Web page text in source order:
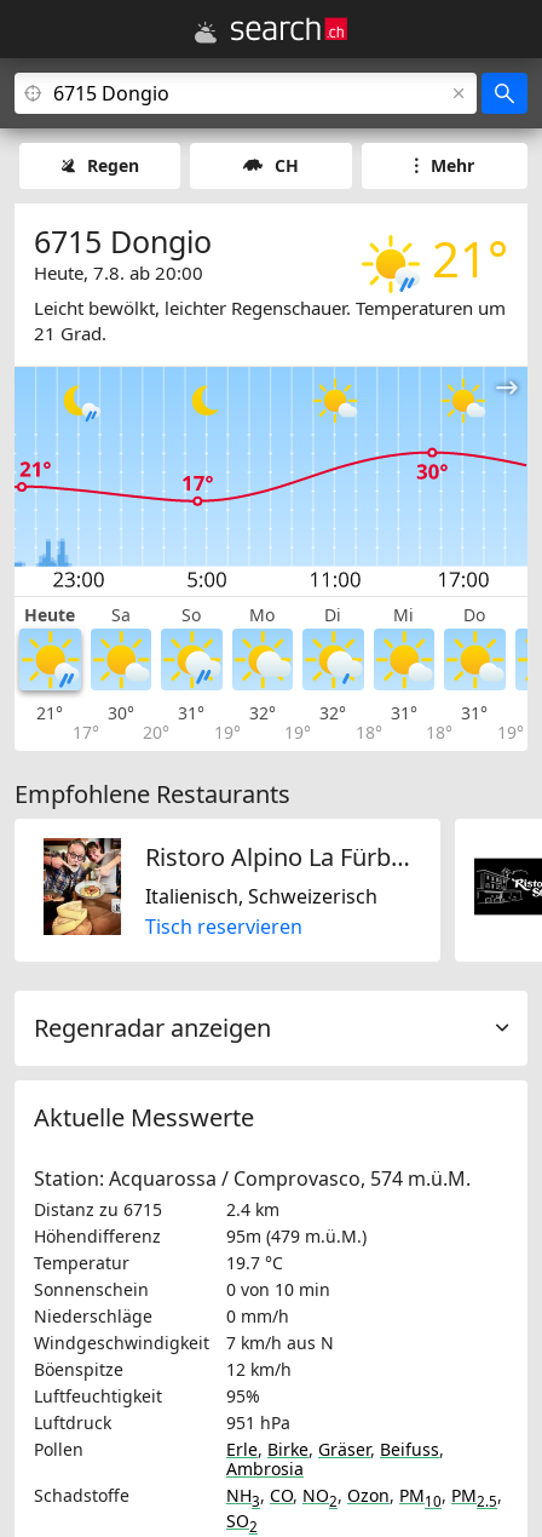
Regen CH Mehr
21°
6715 Dongio
Heute, 7.8. ab 20:00
Leicht bewölkt, leichter Regenschauer. Temperaturen um
21 Grad.
Heute Sa So Mo Di Mi Do
21°
17°
30°
20°
31°
19°
32°
19°
32°
18°
31°
18°
31°
19°
Empfohlene Restaurants
Ristoro Alpino La Fürbeda
Italienisch, Schweizerisch
Tisch reservieren
Regenradar anzeigen
Aktuelle Messwerte
Station: Acquarossa / Comprovasco, 574 m.ü.M.
Distanz zu 6715
2.4 km
Höhendifferenz
95m (479 m.ü.M.)
Temperatur
19.7 °C
Sonnenschein
0 von 10 min
Niederschläge
0 mm/h
Windgeschwindigkeit
7 km/h aus N
Böenspitze
12 km/h
Luftfeuchtigkeit
95%
Luftdruck
951 hPa
Pollen
Erle, Birke, Gräser, Beifuss,
Ambrosia
Schadstoffe
NH3, CO, NO2, Ozon, PM10, PM2.5,
SO2